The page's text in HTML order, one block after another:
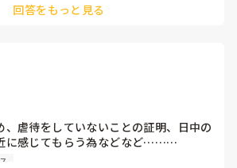
ましたが聞き入れてもらえずでした。
ている時だけ気を付ける」状態でその先生
相手の異動という形で終わってしまいまし
よかったか悩みます。
があったら「自分の気にしすぎで済んだら
持ちで、子どもたちのためにやはり同じこ
す。
回答をもっと見る
、虐待をしていないことの証明、日中の
に感じてもらう為などなど………